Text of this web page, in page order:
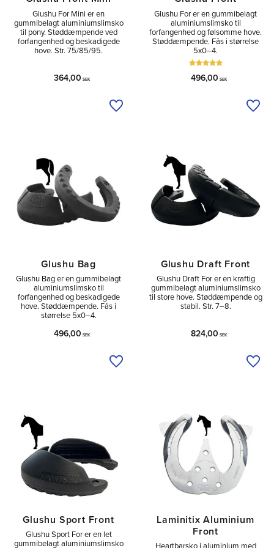
Glushu For Mini er en
gummibelagt aluminiumslimsko
til pony. Støddæmpende ved
forfangenhed og beskadigede
hove. Str. 75/85/95.
364,00 SEK
Tilføj til ønskeliste
Glushu For er en gummibelagt
aluminiumslimsko til
forfangenhed og følsomme hove.
Støddæmpende. Fås i størrelse
5x0–4.
496,00 SEK
Glushu Bag
Glushu Bag er en gummibelagt
aluminiumslimsko til
forfangenhed og beskadigede
hove. Støddæmpende. Fås i
størrelse 5x0–4.
496,00 SEK
Tilføj til ønskeliste
Glushu Draft Front
Glushu Draft For er en kraftig
gummibelagt aluminiumslimsko
til store hove. Støddæmpende og
stabil. Str. 7–8.
824,00 SEK
Glushu Sport Front
Glushu Sport For er en let
gummibelagt aluminiumslimsko
Laminitix Aluminium
Front